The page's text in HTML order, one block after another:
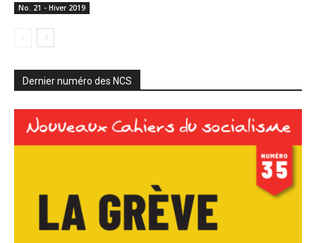
No. 21 - Hiver 2019
Dernier numéro des NCS